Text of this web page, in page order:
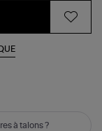
à talons ?